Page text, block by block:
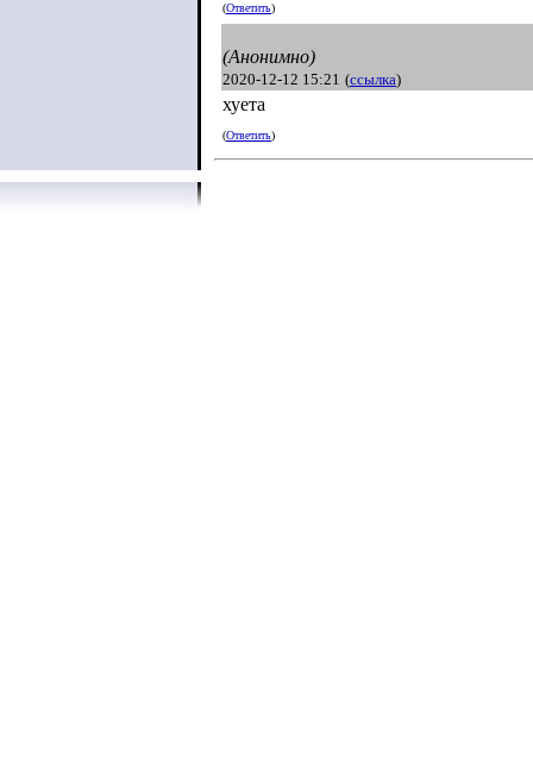
(Ответить)
(Анонимно)
2020-12-12 15:21 (ссылка)
хуета
(Ответить)